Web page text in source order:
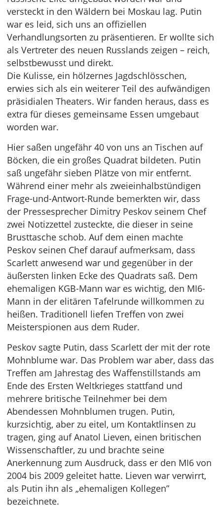
versteckt in den Wäldern bei Moskau lag. Putin
war es leid, sich uns an offiziellen
Verhandlungsorten zu präsentieren. Er wollte sich
als Vertreter des neuen Russlands zeigen – reich,
selbstbewusst und direkt.
Die Kulisse, ein hölzernes Jagdschlösschen,
erwies sich als ein weiterer Teil des aufwändigen
präsidialen Theaters. Wir fanden heraus, dass es
extra für dieses gemeinsame Essen umgebaut
worden war.
Hier saßen ungefähr 40 von uns an Tischen auf
Böcken, die ein großes Quadrat bildeten. Putin
saß ungefähr sieben Plätze von mir entfernt.
Während einer mehr als zweieinhalbstündigen
Frage-und-Antwort-Runde bemerkten wir, dass
der Pressesprecher Dimitry Peskov seinem Chef
zwei Notizzettel zusteckte, die dieser in seine
Brusttasche schob. Auf dem einen machte
Peskov seinen Chef darauf aufmerksam, dass
Scarlett anwesend war und gegenüber in der
äußersten linken Ecke des Quadrats saß. Dem
ehemaligen KGB-Mann war es wichtig, den MI6-
Mann in der elitären Tafelrunde willkommen zu
heißen. Traditionell liefen Treffen von zwei
Meisterspionen aus dem Ruder.
Peskov sagte Putin, dass Scarlett der mit der rote
Mohnblume war. Das Problem war aber, dass das
Treffen am Jahrestag des Waffenstillstands am
Ende des Ersten Weltkrieges stattfand und
mehrere britische Teilnehmer bei dem
Abendessen Mohnblumen trugen. Putin,
kurzsichtig, aber zu eitel, um Kontaktlinsen zu
tragen, ging auf Anatol Lieven, einen britischen
Wissenschaftler, zu und brachte seine
Anerkennung zum Ausdruck, dass er den MI6 von
2004 bis 2009 geleitet hatte. Lieven war verwirrt,
als Putin ihn als „ehemaligen Kollegen”
bezeichnete.